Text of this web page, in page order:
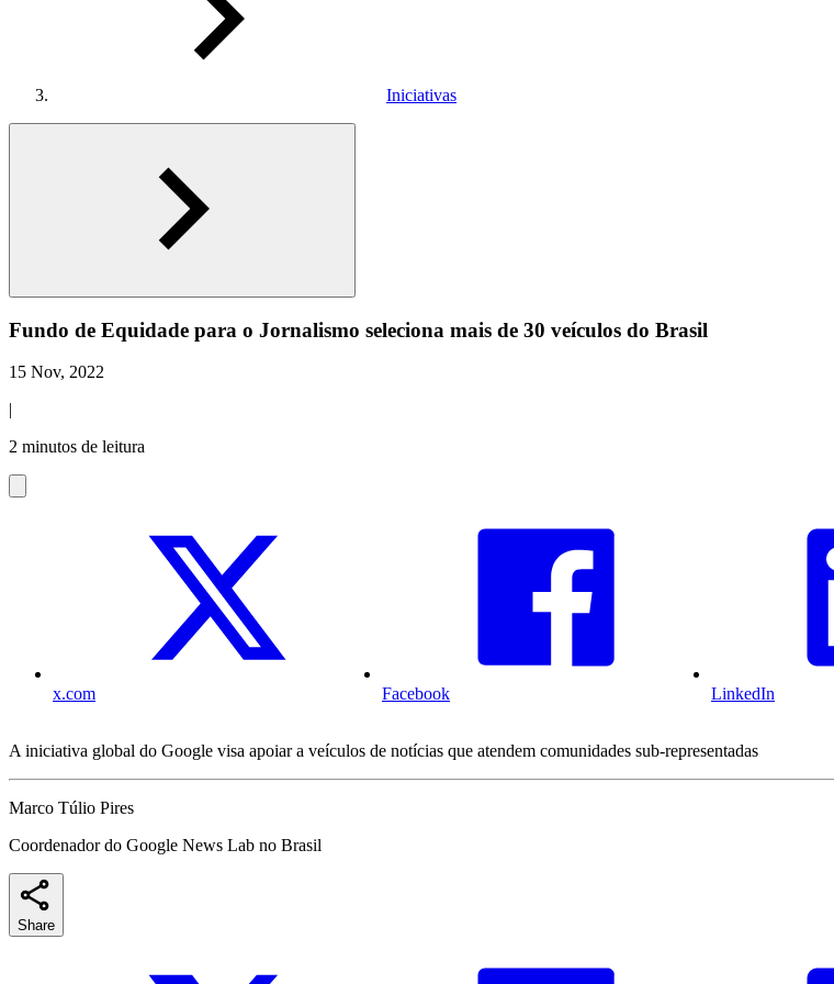
Iniciativas
Fundo de Equidade para o Jornalismo seleciona mais de 30 veículos do Brasil
15 Nov, 2022
|
2 minutos de leitura
x.com Facebook LinkedIn
A iniciativa global do Google visa apoiar a veículos de notícias que atendem comunidades sub-representadas
Marco Túlio Pires
Coordenador do Google News Lab no Brasil
Share